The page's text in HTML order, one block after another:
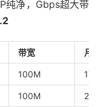
纯净，Gbps超大带
带宽 月
100M 1T
100M 2T